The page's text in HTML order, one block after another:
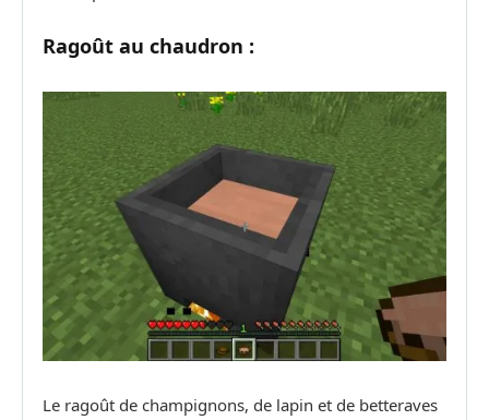
Ragoût au chaudron :
Le ragoût de champignons, de lapin et de betteraves